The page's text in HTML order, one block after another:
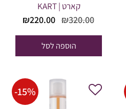
קארט | KART
₪320.00
המחיר
₪320.00.
₪220.00
הוספה לסל
-15%